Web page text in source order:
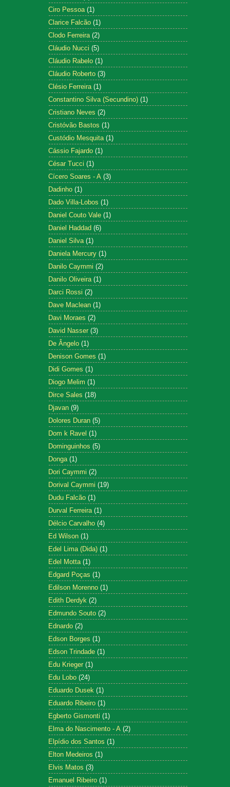
Ciro Pessoa (1)
Clarice Falcão (1)
Clodo Ferreira (2)
Cláudio Nucci (5)
Cláudio Rabelo (1)
Cláudio Roberto (3)
Clésio Ferreira (1)
Constantino Silva (Secundino) (1)
Cristiano Neves (2)
Cristóvão Bastos (1)
Custódio Mesquita (1)
Cássio Fajardo (1)
César Tucci (1)
Cícero Soares - A (3)
Dadinho (1)
Dado Villa-Lobos (1)
Daniel Couto Vale (1)
Daniel Haddad (6)
Daniel Silva (1)
Daniela Mercury (1)
Danilo Caymmi (2)
Danilo Oliveira (1)
Darci Rossi (2)
Dave Maclean (1)
Davi Moraes (2)
David Nasser (3)
De Ângelo (1)
Denison Gomes (1)
Didi Gomes (1)
Diogo Melim (1)
Dirce Sales (18)
Djavan (9)
Dolores Duran (5)
Dom k Ravel (1)
Dominguinhos (5)
Donga (1)
Dori Caymmi (2)
Dorival Caymmi (19)
Dudu Falcão (1)
Durval Ferreira (1)
Délcio Carvalho (4)
Ed Wilson (1)
Edel Lima (Dida) (1)
Edel Motta (1)
Edgard Poças (1)
Edilson Morenno (1)
Edith Derdyk (2)
Edmundo Souto (2)
Ednardo (2)
Edson Borges (1)
Edson Trindade (1)
Edu Krieger (1)
Edu Lobo (24)
Eduardo Dusek (1)
Eduardo Ribeiro (1)
Egberto Gismonti (1)
Elma do Nascimento - A (2)
Elpídio dos Santos (1)
Elton Medeiros (1)
Elvis Matos (3)
Emanuel Ribeiro (1)